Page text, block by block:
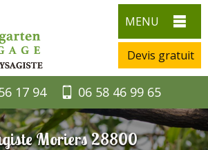
MENU
Devis gratuit
17 94 06 58 46 99 65
Moriers 28800